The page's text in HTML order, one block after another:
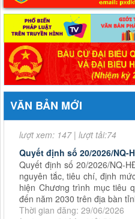
VĂN BẢN MỚI
Quyết định số 44/2026/QĐ-
ngày 17/6/2026 Quy định
đai trên địa bàn tỉnh Lai Châu
Thời gian đăng: 24/06/2026
lượt xem: 147 | lượt tải:74
Quyết định số 20/2026/NQ-
Quyết định số 20/2026/NQ-
nguyên tắc, tiêu chí, định
hiện Chương trình mục tiêu
đến năm 2030 trên địa bàn
Thời gian đăng: 29/06/2026
lượt xem: 94 | lượt tải:56
Nghị quyết số 14/2026/NQ-